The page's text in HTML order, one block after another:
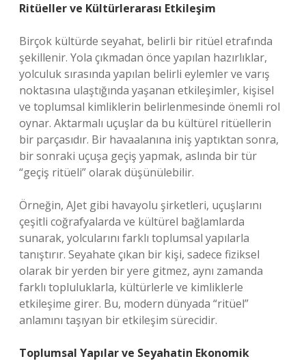
Ritüeller ve Kültürlerarası Etkileşim
Birçok kültürde seyahat, belirli bir ritüel etrafında
şekillenir. Yola çıkmadan önce yapılan hazırlıklar,
yolculuk sırasında yapılan belirli eylemler ve varış
noktasına ulaştığında yaşanan etkileşimler, kişisel
ve toplumsal kimliklerin belirlenmesinde önemli rol
oynar. Aktarmalı uçuşlar da bu kültürel ritüellerin
bir parçasıdır. Bir havaalanına iniş yaptıktan sonra,
bir sonraki uçuşa geçiş yapmak, aslında bir tür
“geçiş ritüeli” olarak düşünülebilir.
Örneğin, AJet gibi havayolu şirketleri, uçuşlarını
çeşitli coğrafyalarda ve kültürel bağlamlarda
sunarak, yolcularını farklı toplumsal yapılarla
tanıştırır. Seyahate çıkan bir kişi, sadece fiziksel
olarak bir yerden bir yere gitmez, aynı zamanda
farklı topluluklarla, kültürlerle ve kimliklerle
etkileşime girer. Bu, modern dünyada “ritüel”
anlamını taşıyan bir etkileşim sürecidir.
Toplumsal Yapılar ve Seyahatin Ekonomik